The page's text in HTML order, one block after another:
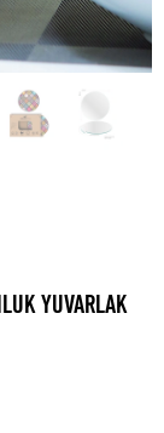
YUVARLAK